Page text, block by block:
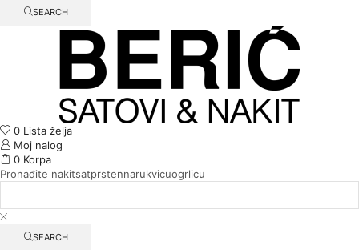
SEARCH
0 Lista želja
Moj nalog
0 Korpa
Pronađite nakitsatprstennarukvicuogrlicu
SEARCH